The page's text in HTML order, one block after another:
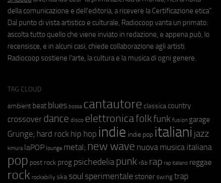
della comunicazione e dell'editoria, a ricevere la Certificazione etica".
Dal punto di vista artistico e culturale, Radiocoop vanta un primato:
ascolta tutto quello che viene inviato in redazione, e appena può, lo
recensisce, e in alcuni casi, chiede collaborazione agli artisti.
Radiocoop sostiene l'arte, la cultura e la musica di ogni genere.
TAG CLOUD
ambient beat blues bossa cantautore classica country
crossover dance disco elettronicafolkfunk fusion garage
Grunge; hard rock hip hop indie indie pop italiani jazz
kimura laPOP lounge metal; new wave nuova musica italiana
pop post rock prog psichedeliapunk r&b rap rap italiano reggae
rock rockabilly ska soul sperimentale stoner swing trap